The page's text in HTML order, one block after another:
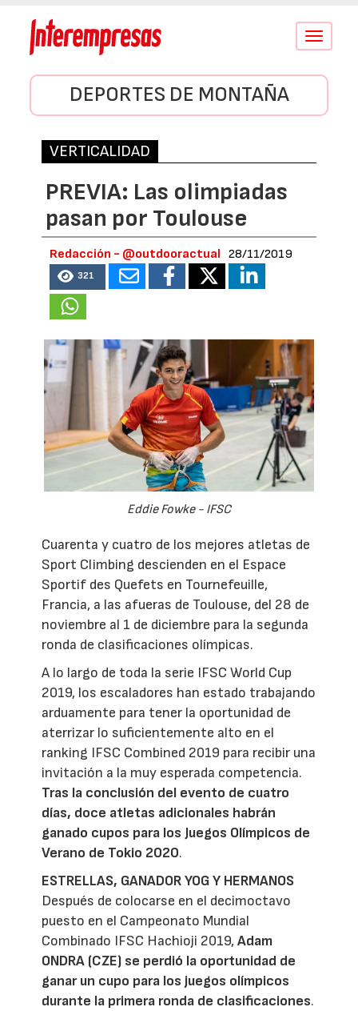
Conmutar
DEPORTES DE MONTAÑA
VERTICALIDAD
PREVIA: Las olimpiadas
pasan por Toulouse
Redacción - @outdooractual 28/11/2019
321
Eddie Fowke - IFSC
Cuarenta y cuatro de los mejores atletas de
Sport Climbing descienden en el Espace
Sportif des Quefets en Tournefeuille,
Francia, a las afueras de Toulouse, del 28 de
noviembre al 1 de diciembre para la segunda
ronda de clasificaciones olímpicas.
A lo largo de toda la serie IFSC World Cup
2019, los escaladores han estado trabajando
arduamente para tener la oportunidad de
aterrizar lo suficientemente alto en el
ranking IFSC Combined 2019 para recibir una
invitación a la muy esperada competencia.
Tras la conclusión del evento de cuatro
días, doce atletas adicionales habrán
ganado cupos para los Juegos Olímpicos de
Verano de Tokio 2020.
ESTRELLAS, GANADOR YOG Y HERMANOS
Después de colocarse en el decimoctavo
puesto en el Campeonato Mundial
Combinado IFSC Hachioji 2019,Adam
ONDRA (CZE) se perdió la oportunidad de
ganar un cupo para los juegos olímpicos
durante la primera ronda de clasificaciones.